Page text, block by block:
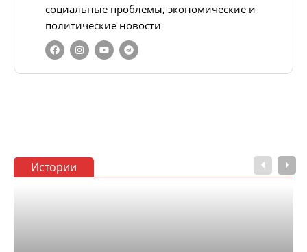
социальные проблемы, экономические и
политические новости
Истории